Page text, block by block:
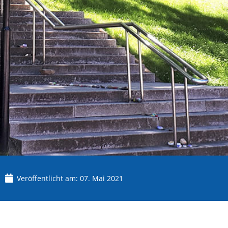
Veröffentlicht am: 07. Mai 2021